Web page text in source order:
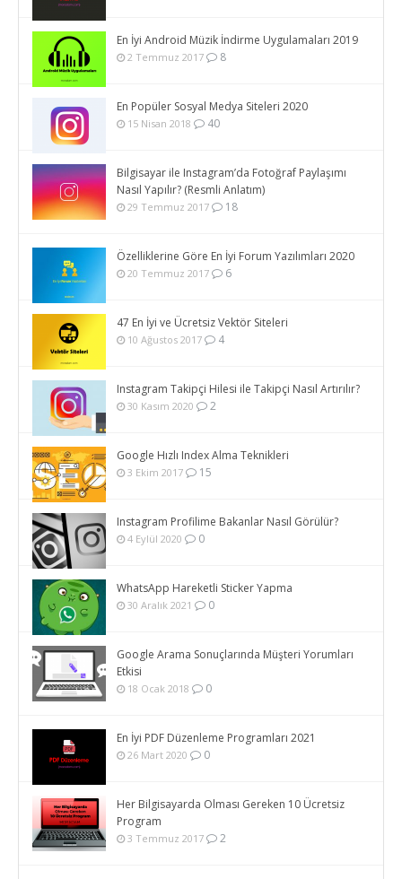
En İyi Android Müzik İndirme Uygulamaları 2019
2 Temmuz 2017 8
En Popüler Sosyal Medya Siteleri 2020
15 Nisan 2018 40
Bilgisayar ile Instagram’da Fotoğraf Paylaşımı
Nasıl Yapılır? (Resmli Anlatım)
29 Temmuz 2017 18
Özelliklerine Göre En İyi Forum Yazılımları 2020
20 Temmuz 2017 6
47 En İyi ve Ücretsiz Vektör Siteleri
10 Ağustos 2017 4
Instagram Takipçi Hilesi ile Takipçi Nasıl Artırılır?
30 Kasım 2020 2
Google Hızlı Index Alma Teknikleri
3 Ekim 2017 15
Instagram Profilime Bakanlar Nasıl Görülür?
4 Eylül 2020 0
WhatsApp Hareketli Sticker Yapma
30 Aralık 2021 0
Google Arama Sonuçlarında Müşteri Yorumları
Etkisi
18 Ocak 2018 0
En İyi PDF Düzenleme Programları 2021
26 Mart 2020 0
Her Bilgisayarda Olması Gereken 10 Ücretsiz
Program
3 Temmuz 2017 2